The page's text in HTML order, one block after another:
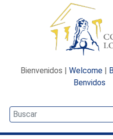
Bienvenidos | Welcome |
Benvidos